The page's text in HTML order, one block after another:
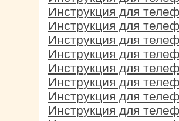
Инструкция для
Инструкция для
Инструкция для
Инструкция для
Инструкция для
Инструкция для
Инструкция для
Инструкция для